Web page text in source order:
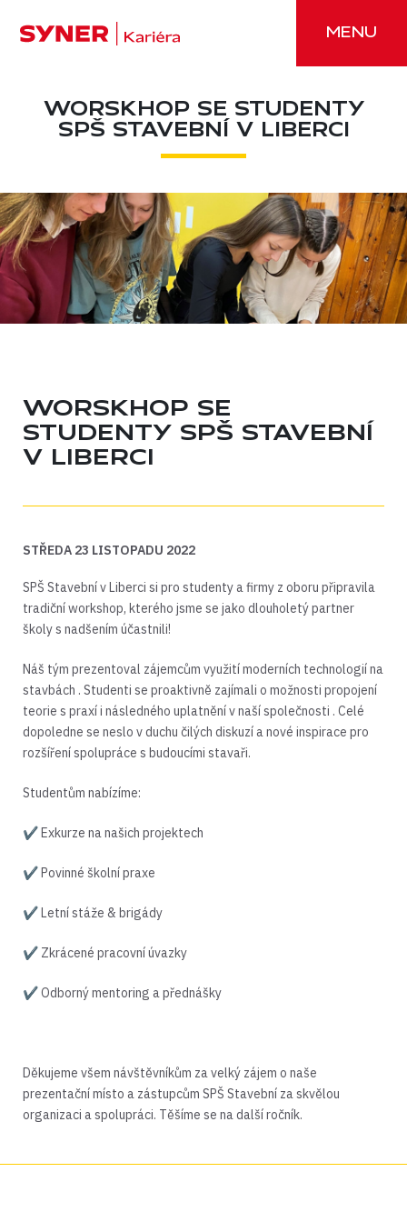
MENU
WORSKHOP SE STUDENTY
SPŠ STAVEBNÍ V LIBERCI
WORSKHOP SE
STUDENTY SPŠ STAVEBNÍ
V LIBERCI
STŘEDA 23 LISTOPADU 2022
SPŠ Stavební v Liberci si pro studenty a firmy z oboru připravila
tradiční workshop, kterého jsme se jako dlouholetý partner
školy s nadšením účastnili!
Náš tým prezentoval zájemcům využití moderních technologií na
stavbách . Studenti se proaktivně zajímali o možnosti propojení
teorie s praxí i následného uplatnění v naší společnosti . Celé
dopoledne se neslo v duchu čilých diskuzí a nové inspirace pro
rozšíření spolupráce s budoucími stavaři.
Studentům nabízíme:
✔ Exkurze na našich projektech
✔ Povinné školní praxe
✔ Letní stáže & brigády
✔ Zkrácené pracovní úvazky
✔ Odborný mentoring a přednášky
Děkujeme všem návštěvníkům za velký zájem o naše
prezentační místo a zástupcům SPŠ Stavební za skvělou
organizaci a spolupráci. Těšíme se na další ročník.